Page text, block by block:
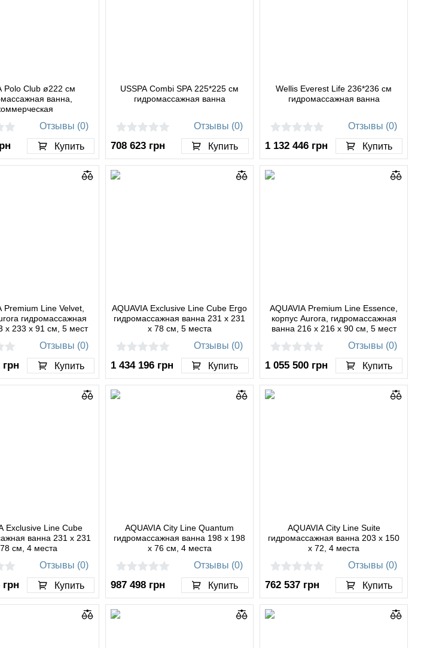
Polo Club ø222 см
ванна,
Отзывы (0)
Купить
USSPA Combi SPA 225*225 см
гидромассажная ванна
Отзывы (0)
708 623 грн Купить
Wellis Everest Life 236*236 см
гидромассажная ванна
Отзывы (0)
1 132 446 грн Купить
Premium Line Velvet,
гидромассажная
x 233 x 91 см, 5 мест
Отзывы (0)
грн Купить
AQUAVIA Exclusive Line Cube Ergo
гидромассажная ванна 231 x 231
x 78 см, 5 места
Отзывы (0)
1 434 196 грн Купить
AQUAVIA Premium Line Essence,
корпус Aurora, гидромассажная
ванна 216 x 216 x 90 см, 5 мест
Отзывы (0)
1 055 500 грн Купить
Exclusive Line Cube
ванна 231 x 231
см, 4 места
Отзывы (0)
грн Купить
AQUAVIA City Line Quantum
гидромассажная ванна 198 x 198
x 76 см, 4 места
Отзывы (0)
987 498 грн Купить
AQUAVIA City Line Suite
гидромассажная ванна 203 x 150
x 72, 4 места
Отзывы (0)
762 537 грн Купить